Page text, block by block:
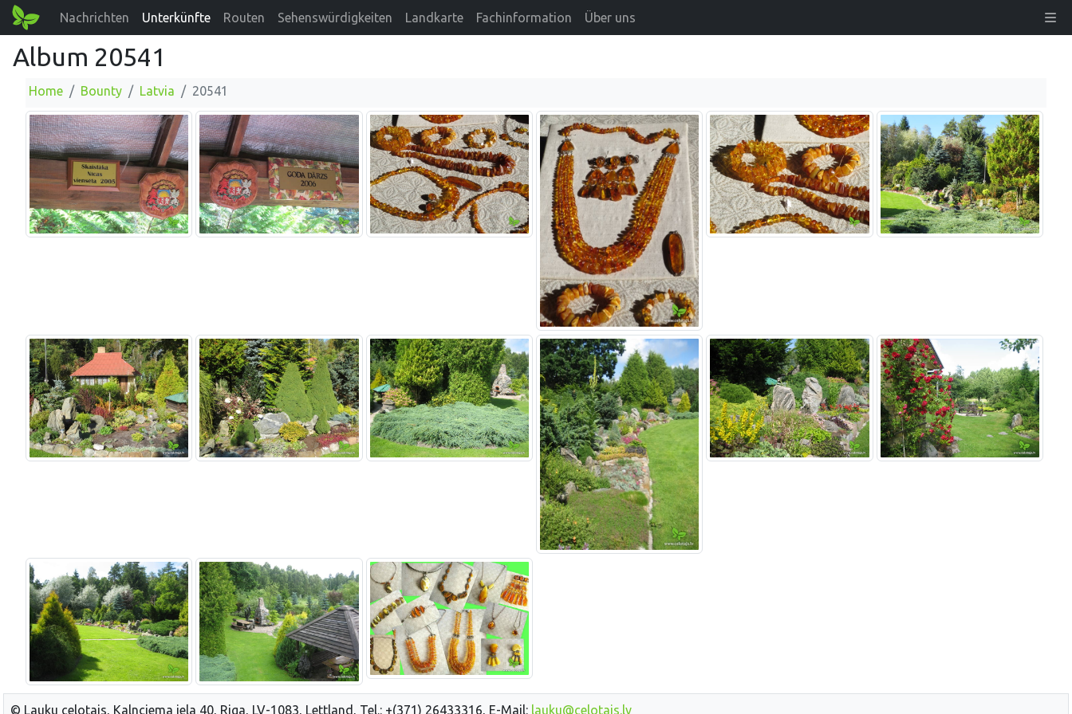
Nachrichten Unterkünfte Routen Sehenswürdigkeiten Landkarte Fachinformation Über uns
Album 20541
Home Bounty Latvia 20541
© Lauku celotajs, Kalnciema iela 40, Riga, LV-1083, Lettland, Tel.: +(371) 26433316, E-Mail: lauku@celotajs.lv